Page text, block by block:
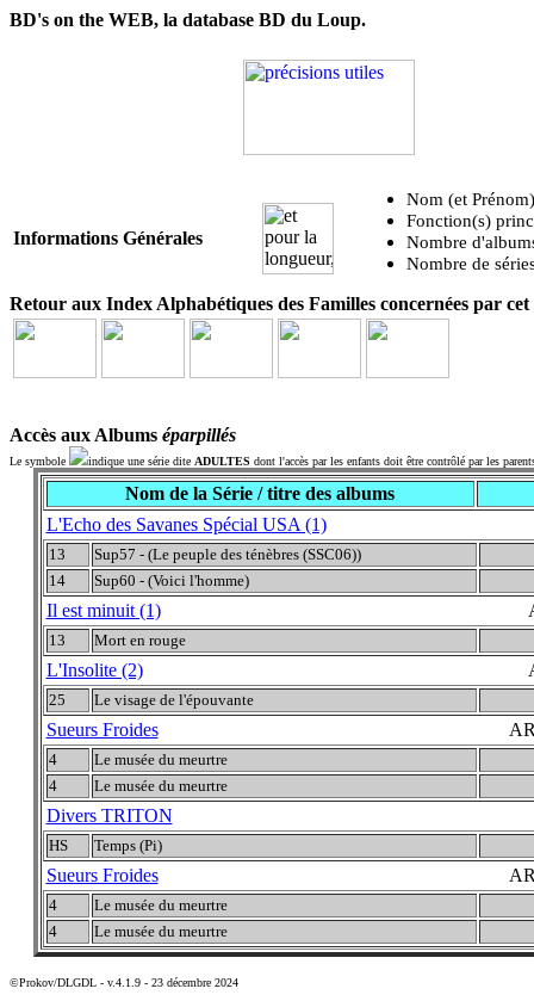
BD's on the WEB, la database BD du Loup.
Informations Générales
Nom (et
Fonction(s)
Nombre
Nombre de
Retour aux Index Alphabétiques des Familles concernées par
Accès aux Albums éparpillés
Le symbole indique une série dite ADULTES dont l'accès par les enfants doit être contrôlé par les
Nom de la Série / titre des albums
L'Echo des Savanes Spécial USA (1)
13
Sup57 - (Le peuple des ténèbres (SSC06))
14
Sup60 - (Voici l'homme)
Il est minuit (1)
13 Mort en rouge
L'Insolite (2)
25 Le visage de l'épouvante
Sueurs Froides
4
Le musée du meurtre
4
Le musée du meurtre
Divers TRITON
HS Temps (Pi)
Sueurs Froides
4
Le musée du meurtre
4
Le musée du meurtre
©Prokov/DLGDL - v.4.1.9 - 23 décembre 2024